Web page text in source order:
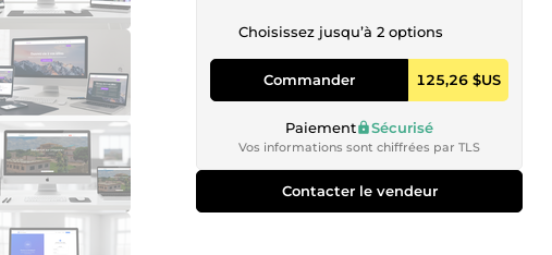
Choisissez jusqu’à 2 options
Commander 125,26 $US
Paiement Sécurisé
Vos informations sont chiffrées par TLS
Contacter le vendeur